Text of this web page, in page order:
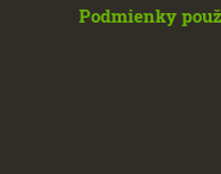
Podmienky